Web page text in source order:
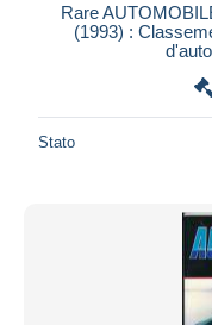
Rare
(1993) :
Stato